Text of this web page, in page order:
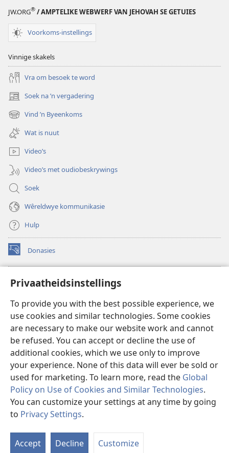
Privaatheidsinstellings
To provide you with the best possible experience, we
use cookies and similar technologies. Some cookies
are necessary to make our website work and cannot
be refused. You can accept or decline the use of
additional cookies, which we use only to improve
your experience. None of this data will ever be sold or
used for marketing. To learn more, read the Global
Policy on Use of Cookies and Similar Technologies.
You can customize your settings at any time by going
to Privacy Settings.
Accept Decline Customize
JW.ORG® / AMPTELIKE WEBWERF VAN JEHOVAH SE GETUIES
Voorkoms-instellings
Vinnige skakels
Vra om besoek te word
Soek na ’n vergadering
(maak
nuwe
venster
oop)
Vind ’n Byeenkoms
(maak
nuwe
venster
oop)
Wat is nuut
Video’s
Video’s met oudiobeskrywings
Soek
Wêreldwye kommunikasie
Hulp
Donasies
(maak
nuwe
oop)
Wagtoring – AANLYN BIBLIOTEEK
(maak
venster
oop)
JW Hub
(maak
nuwe
venster
oop)
JW Library
Watchtower Library
Copyright© 2026 Watch Tower Bible and Tract Society of Pennsylvania.
GEBRUIKSVOORWAARDES
PRIVAATHEIDSINSTELLINGS